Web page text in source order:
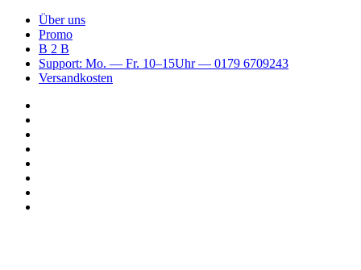
Über uns
Promo
B 2 B
Support: Mo. — Fr. 10–15Uhr — 0179 6709243
Versandkosten